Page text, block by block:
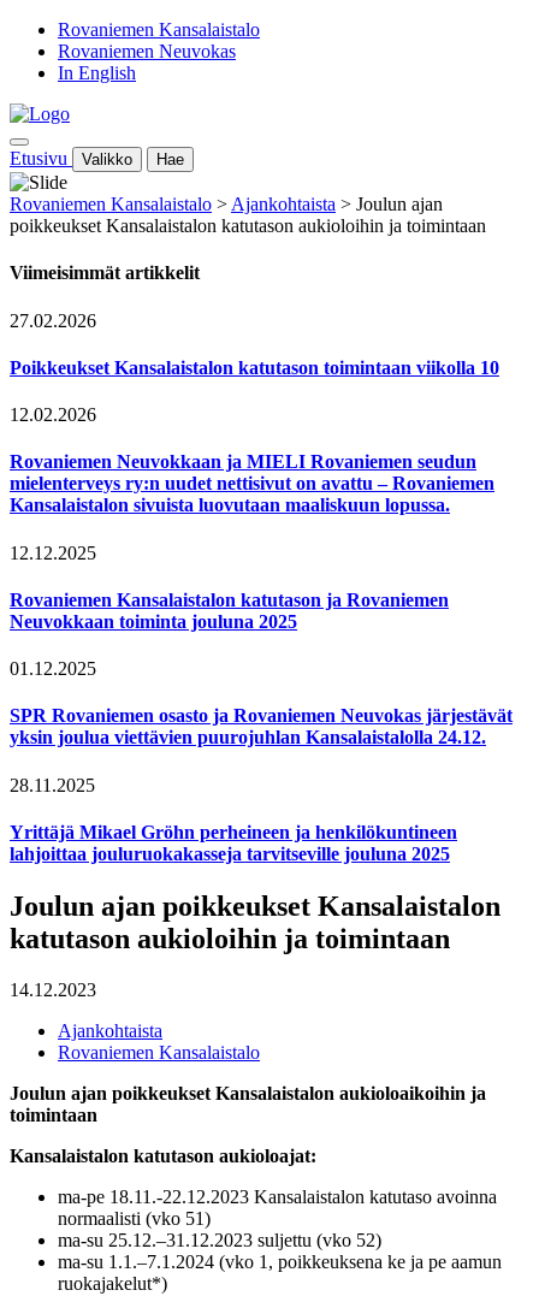
Rovaniemen Kansalaistalo
Rovaniemen Neuvokas
In English
Etusivu Valikko Hae
Rovaniemen Kansalaistalo > Ajankohtaista > Joulun ajan
poikkeukset Kansalaistalon katutason aukioloihin ja toimintaan
Viimeisimmät artikkelit
27.02.2026
Poikkeukset Kansalaistalon katutason toimintaan viikolla 10
12.02.2026
Rovaniemen Neuvokkaan ja MIELI Rovaniemen seudun
mielenterveys ry:n uudet nettisivut on avattu – Rovaniemen
Kansalaistalon sivuista luovutaan maaliskuun lopussa.
12.12.2025
Rovaniemen Kansalaistalon katutason ja Rovaniemen
Neuvokkaan toiminta jouluna 2025
01.12.2025
SPR Rovaniemen osasto ja Rovaniemen Neuvokas järjestävät
yksin joulua viettävien puurojuhlan Kansalaistalolla 24.12.
28.11.2025
Yrittäjä Mikael Gröhn perheineen ja henkilökuntineen
lahjoittaa jouluruokakasseja tarvitseville jouluna 2025
Joulun ajan poikkeukset Kansalaistalon
katutason aukioloihin ja toimintaan
14.12.2023
Ajankohtaista
Rovaniemen Kansalaistalo
Joulun ajan poikkeukset Kansalaistalon aukioloaikoihin ja
toimintaan
Kansalaistalon katutason aukioloajat:
ma-pe 18.11.-22.12.2023 Kansalaistalon katutaso avoinna
normaalisti (vko 51)
ma-su 25.12.–31.12.2023 suljettu (vko 52)
ma-su 1.1.–7.1.2024 (vko 1, poikkeuksena ke ja pe aamun
ruokajakelut*)